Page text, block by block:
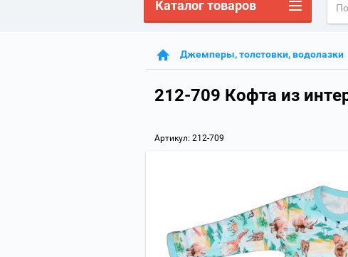
Джемперы, толстовки, водолазки
212-709 Кофта из
Артикул: 212-709
Каталог товаров